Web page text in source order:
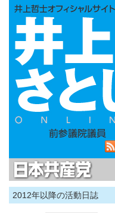
2012年以降の活動日誌